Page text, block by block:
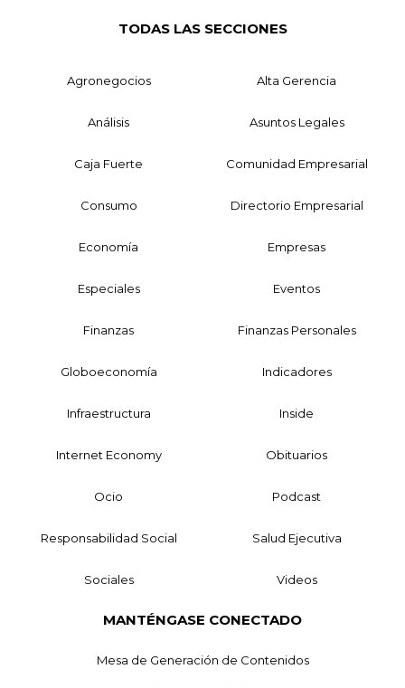
TODAS LAS SECCIONES
Agronegocios Alta Gerencia
Análisis Asuntos Legales
Caja Fuerte Comunidad Empresarial
Consumo Directorio Empresarial
Economía Empresas
Especiales Eventos
Finanzas Finanzas Personales
Globoeconomía Indicadores
Infraestructura Inside
Internet Economy Obituarios
Ocio Podcast
Responsabilidad Social Salud Ejecutiva
Sociales Videos
MANTÉNGASE CONECTADO
Mesa de Generación de Contenidos